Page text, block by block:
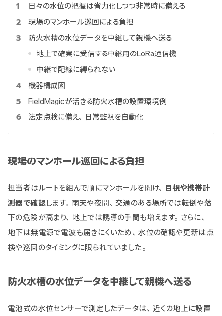
日々の水位の把握は省力化しつつ非常時に備える
現場のマンホール巡回による負担
防火水槽の水位データを中継して親機へ送る
地上で確実に受信する中継用のLoRa通信機
中継で配線に縛られない
機器構成図
FieldMagicが活きる防火水槽の設置環境例
法定点検に備え、日常監視を自動化
現場のマンホール巡回による負担
担当者はルートを組んで順にマンホールを開け、 目視や携帯計
測器で確認します。雨天や夜間、交通のある場所では転倒や落
下の危険が高まり、地上では誘導の手間も増えます。さらに、
地下は無電源で電波も届きにくいため、水位の確認や更新は点
検や巡回のタイミングに限られていました。
防火水槽の水位データを中継して親機へ送る
電池式の水位センサーで測定したデータは、近くの地上に設置